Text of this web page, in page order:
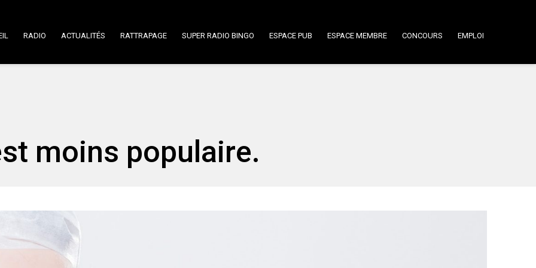
RADIO ACTUALITÉS RATTRAPAGE SUPER RADIO BINGO ESPACE PUB ESPACE MEMBRE CONCOURS EMPLOI
moins populaire.